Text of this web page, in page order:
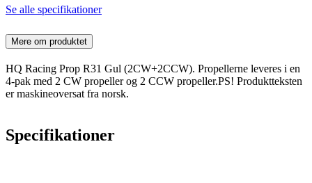
Se alle specifikationer
Mere om produktet
HQ Racing Prop R31 Gul (2CW+2CCW). Propellerne leveres i en
4-pak med 2 CW propeller og 2 CCW propeller.PS! Produktteksten
er maskineoversat fra norsk.
Specifikationer